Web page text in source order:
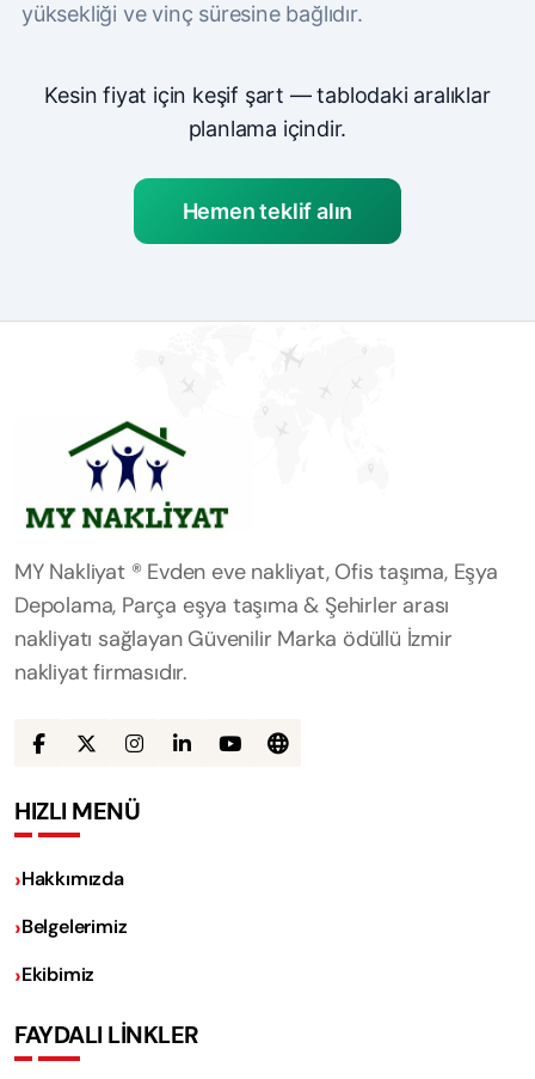
yüksekliği ve vinç süresine bağlıdır.
Kesin fiyat için keşif şart — tablodaki aralıklar
planlama içindir.
Hemen teklif alın
MY Nakliyat ® Evden eve nakliyat, Ofis taşıma, Eşya
Depolama, Parça eşya taşıma & Şehirler arası
nakliyatı sağlayan Güvenilir Marka ödüllü İzmir
nakliyat firmasıdır.
HIZLI MENÜ
Hakkımızda
Belgelerimiz
Ekibimiz
FAYDALI LİNKLER